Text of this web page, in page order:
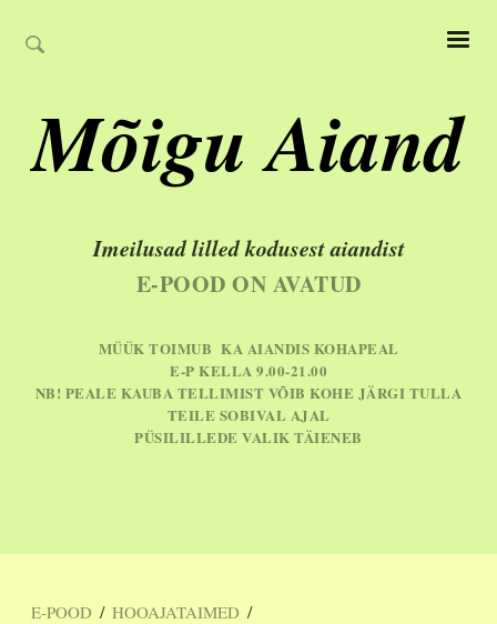
Mõigu Aiand
Imeilusad lilled kodusest aiandist
E-POOD ON AVATUD
MÜÜK TOIMUB KA AIANDIS KOHAPEAL
E-P KELLA 9.00-21.00
NB! PEALE KAUBA TELLIMIST VÕIB KOHE JÄRGI TULLA
TEILE SOBIVAL AJAL
PÜSILILLEDE VALIK TÄIENEB
E-POOD / HOOAJATAIMED /